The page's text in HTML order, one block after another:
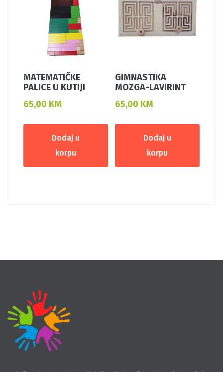
MATEMATIČKE
PALICE U KUTIJI
65,00 KM
Dodaj u
korpu
GIMNASTIKA
MOZGA-LAVIRINT
65,00 KM
Dodaj u
korpu